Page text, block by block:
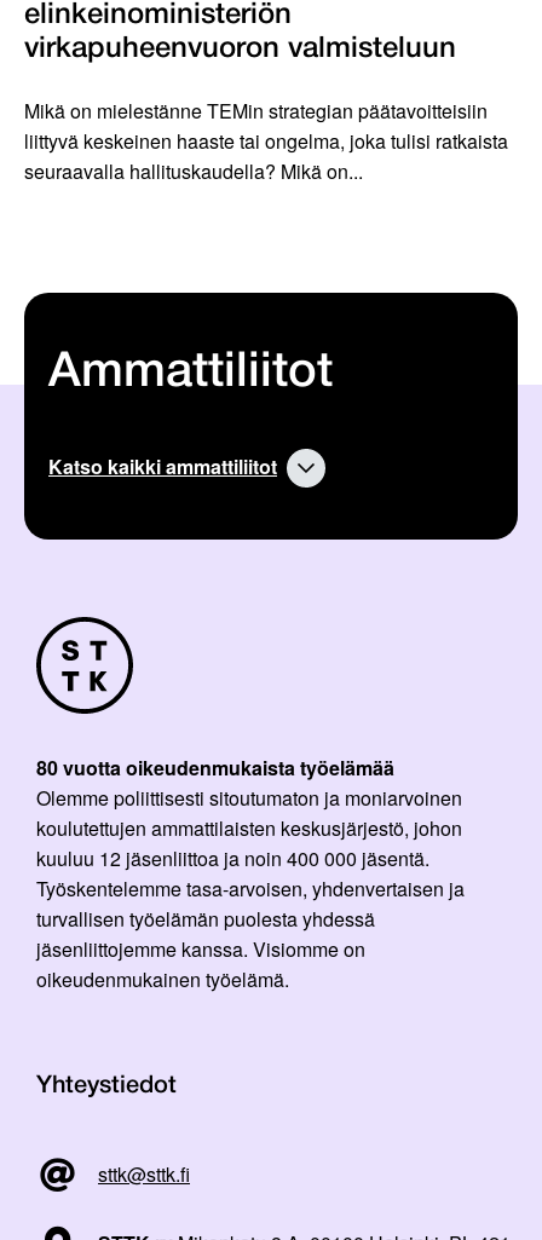
elinkeinoministeriön
virkapuheenvuoron valmisteluun
Mikä on mielestänne TEMin strategian päätavoitteisiin
liittyvä keskeinen haaste tai ongelma, joka tulisi ratkaista
seuraavalla hallituskaudella? Mikä on...
Ammattiliitot
Katso kaikki ammattiliitot
80 vuotta oikeudenmukaista työelämää
Olemme poliittisesti sitoutumaton ja moniarvoinen
koulutettujen ammattilaisten keskusjärjestö, johon
kuuluu 12 jäsenliittoa ja noin 400 000 jäsentä.
Työskentelemme tasa-arvoisen, yhdenvertaisen ja
turvallisen työelämän puolesta yhdessä
jäsenliittojemme kanssa. Visiomme on
oikeudenmukainen työelämä.
Yhteystiedot
sttk@sttk.fi